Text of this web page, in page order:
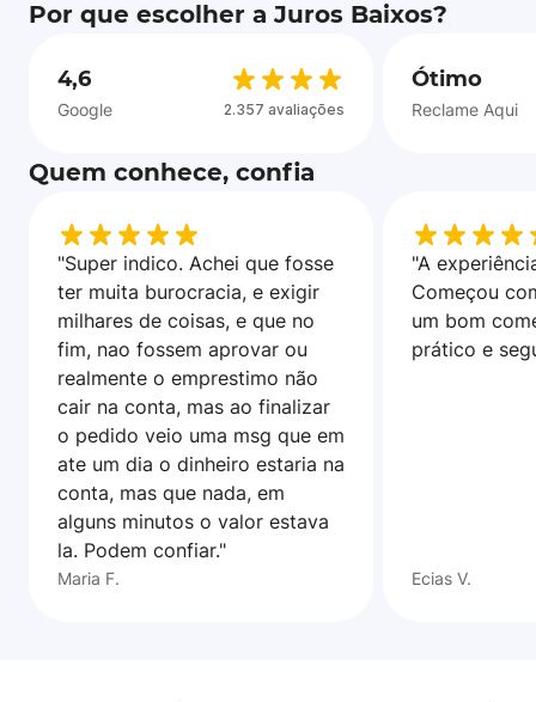
Por que escolher a Juros Baixos?
4,6
Google 2.357 avaliações
Ótimo
Reclame Aqui
Quem conhece, confia
"Super indico. Achei que fosse
ter muita burocracia, e exigir
milhares de coisas, e que no
fim, nao fossem aprovar ou
realmente o emprestimo não
cair na conta, mas ao finalizar
o pedido veio uma msg que em
ate um dia o dinheiro estaria na
conta, mas que nada, em
alguns minutos o valor estava
la. Podem confiar."
Maria F.
"A
Começou
um bom
prático e
Ecias V.